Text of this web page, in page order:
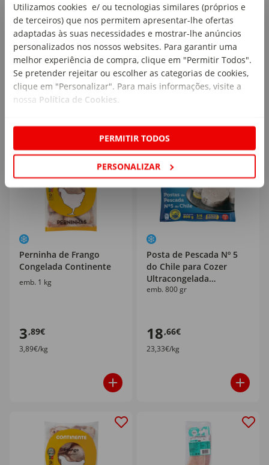
Utilizamos cookies e/ ou tecnologias similares (próprios e
de terceiros) que nos permitem apresentar-lhe ofertas
adaptadas às suas necessidades e mostrar-lhe anúncios
personalizados nos nossos websites. Para garantir uma
melhor experiência de compra, clique em "Permitir Todos".
Se pretender rejeitar ou escolher as categorias de cookies,
clique em "Personalizar". Para mais informações, visite a
nossa Política de Cookies
PERMITIR TODOS
PERSONALIZAR
2 un x 100 gr (200 gr)
PVPR9,99€
6,99€
34,95€/kg
Congelado Pack
Poupança Continente
emb. 500 gr
6,19€
5,49€
10,98€/kg
Perninha de Frango
Congelada Continente
emb. 1 kg
3,89€
3,89€/kg
Posta de Pescada Nº 5
do Chile para Cozer
Ultracongelada
Pescanova
emb. 800 gr
18,66€
23,33€/kg